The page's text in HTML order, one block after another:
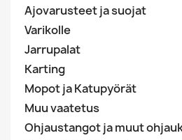
Ajovarusteet ja suojat
Varikolle
Jarrupalat
Karting
Mopot ja Katupyörät
Muu vaatetus
Ohjaustangot ja muut